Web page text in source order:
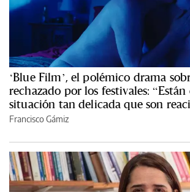
‘Blue Film’, el polémico drama
rechazado por los festivales: “Están
situación tan delicada que son
Francisco Gámiz